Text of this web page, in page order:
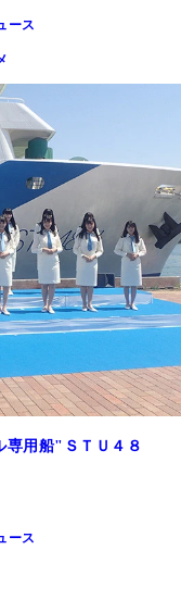
ース
専用船"ＳＴＵ４８
ース